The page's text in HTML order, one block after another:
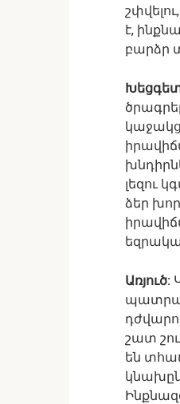
է,
բարձր
լեզու
ձեր
Առյուծ:
շատ
են